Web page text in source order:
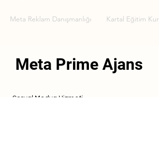
Meta Reklam Danışmanlığı Kartal Eğitim
Meta Prime Ajans
Sosyal Medya Hizmeti